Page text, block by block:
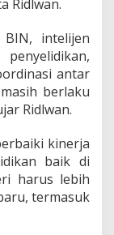
Ridlwan.
intelijen
antar
berlaku
Ridlwan.
kinerja
baik di
harus lebih
termasuk